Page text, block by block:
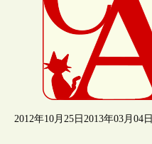
2012年10月25日 2013年03月04日